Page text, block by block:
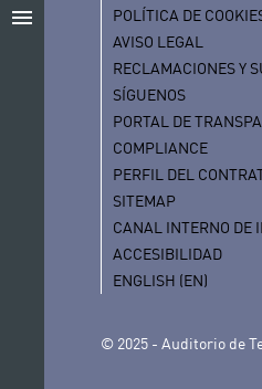
menu
POLÍTICA DE
AVISO LEGAL
RECLAMACIONES Y
SÍGUENOS
PORTAL DE
COMPLIANCE
PERFIL DEL
SITEMAP
CANAL INTERNO DE
ACCESIBILIDAD
ENGLISH (EN)
© 2025 - Auditorio de